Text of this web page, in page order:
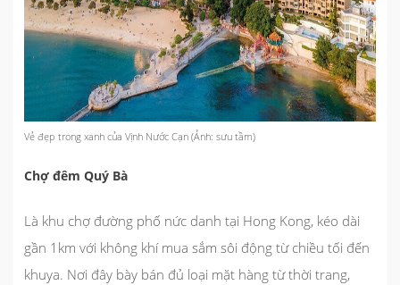
Vẻ đẹp trong xanh của Vịnh Nước Cạn (Ảnh: sưu tầm)
Chợ đêm Quý Bà
Là khu chợ đường phố nức danh tại Hong Kong, kéo dài
gần 1km với không khí mua sắm sôi động từ chiều tối đến
khuya. Nơi đây bày bán đủ loại mặt hàng từ thời trang,